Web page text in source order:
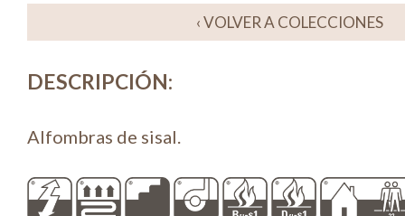
‹ VOLVER A COLECCIONES
DESCRIPCIÓN:
Alfombras de sisal.